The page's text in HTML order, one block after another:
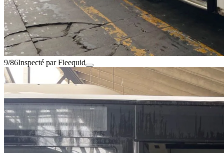
9/86Inspecté par Fleequid